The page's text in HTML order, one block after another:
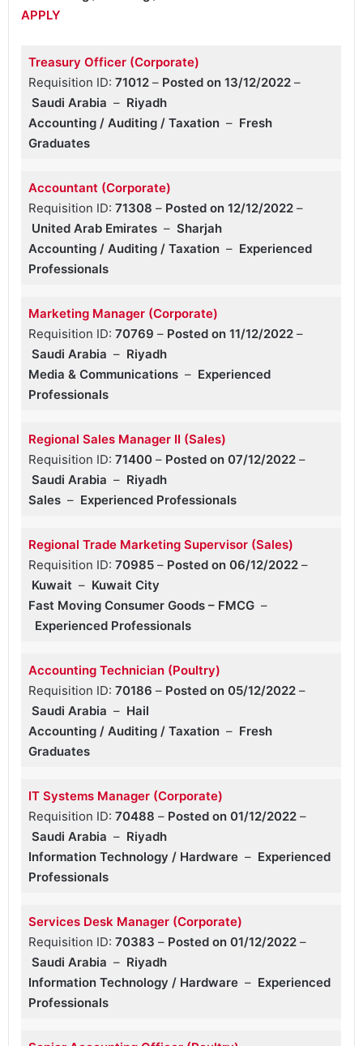
APPLY
Treasury Officer (Corporate)
Requisition ID: 71012– Posted on 13/12/2022–
Saudi Arabia – Riyadh
Accounting / Auditing / Taxation– Fresh
Graduates
Accountant (Corporate)
Requisition ID: 71308 – Posted on 12/12/2022–
United Arab Emirates– Sharjah
Accounting / Auditing / Taxation– Experienced
Professionals
Marketing Manager (Corporate)
Requisition ID: 70769 – Posted on 11/12/2022–
Saudi Arabia – Riyadh
Media & Communications– Experienced
Professionals
Regional Sales Manager II (Sales)
Requisition ID: 71400– Posted on 07/12/2022–
Saudi Arabia – Riyadh
Sales– Experienced Professionals
Regional Trade Marketing Supervisor (Sales)
Requisition ID: 70985– Posted on 06/12/2022–
Kuwait – Kuwait City
Fast Moving Consumer Goods – FMCG–
Experienced Professionals
Accounting Technician (Poultry)
Requisition ID: 70186 – Posted on 05/12/2022–
Saudi Arabia – Hail
Accounting / Auditing / Taxation– Fresh
Graduates
IT Systems Manager (Corporate)
Requisition ID: 70488 – Posted on 01/12/2022–
Saudi Arabia – Riyadh
Information Technology / Hardware– Experienced
Professionals
Services Desk Manager (Corporate)
Requisition ID: 70383 – Posted on 01/12/2022–
Saudi Arabia – Riyadh
Information Technology / Hardware– Experienced
Professionals